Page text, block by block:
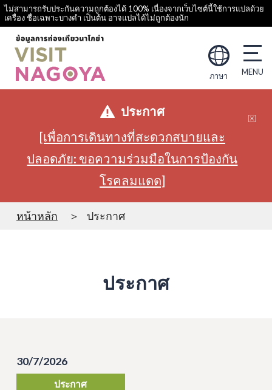
ไม่สามารถรับประกันความถูกต้องได้ 100% เนื่องจากเว็บไซต์นี้ใช้การแปลด้วย
เครื่อง ชื่อเฉพาะบางคำ เป็นต้น อาจแปลได้ไม่ถูกต้องนัก
ภาษา
ประกาศ
[เพื่อการเดินทางที่สะดวกสบายและ
ปลอดภัย: ขอความร่วมมือในการป้องกัน
โรคลมแดด]
หน้าหลัก ประกาศ
ประกาศ
30/7/2026
ประกาศ